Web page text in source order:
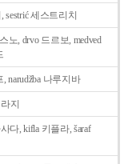
sestrić 세스트리치
노, drvo 드르보, medved
, narudžba 나루지바
지
사다, kifla 키플라, šaraf